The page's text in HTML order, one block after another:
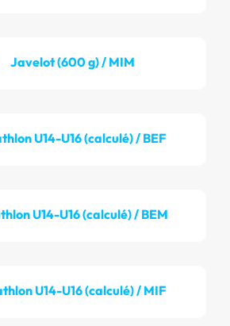
Javelot (600 g) / MIM
U14-U16 (calculé) / BEF
U14-U16 (calculé) / BEM
U14-U16 (calculé) / MIF